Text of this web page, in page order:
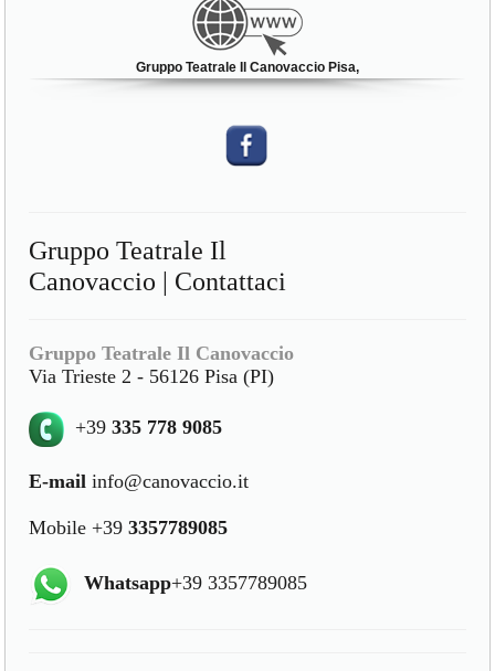
Gruppo Teatrale Il Canovaccio Pisa,
Gruppo Teatrale Il
Canovaccio | Contattaci
Gruppo Teatrale Il Canovaccio
Via Trieste 2 - 56126 Pisa (PI)
+39335 778 9085
E-mail info@canovaccio.it
Mobile +393357789085
Whatsapp+39 3357789085